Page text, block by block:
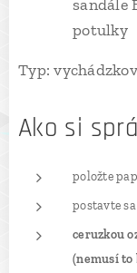
sandále
potulky
Typ:
Ako si
položte
postavte
ceruzkou
(nemusí to